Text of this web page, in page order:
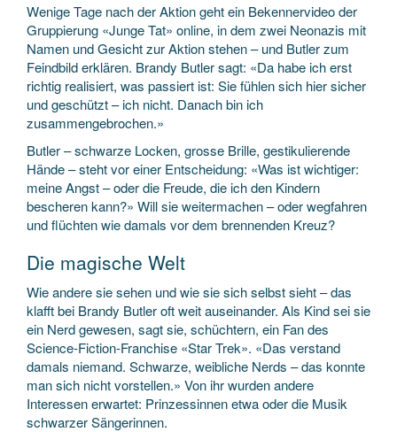
Wenige Tage nach der Aktion geht ein Bekennervideo der
Gruppierung «Junge Tat» online, in dem zwei Neonazis mit
Namen und Gesicht zur Aktion stehen – und Butler zum
Feindbild erklären. Brandy Butler sagt: «Da habe ich erst
richtig realisiert, was passiert ist: Sie fühlen sich hier sicher
und geschützt – ich nicht. Danach bin ich
zusammengebrochen.»
Butler – schwarze Locken, grosse Brille, gestikulierende
Hände – steht vor einer Entscheidung: «Was ist wichtiger:
meine Angst – oder die Freude, die ich den Kindern
bescheren kann?» Will sie weitermachen – oder wegfahren
und flüchten wie damals vor dem brennenden Kreuz?
Die magische Welt
Wie andere sie sehen und wie sie sich selbst sieht – das
klafft bei Brandy Butler oft weit auseinander. Als Kind sei sie
ein Nerd gewesen, sagt sie, schüchtern, ein Fan des
Science-Fiction-Franchise «Star Trek». «Das verstand
damals niemand. Schwarze, weibliche Nerds – das konnte
man sich nicht vorstellen.» Von ihr wurden andere
Interessen erwartet: Prinzessinnen etwa oder die Musik
schwarzer Sängerinnen.